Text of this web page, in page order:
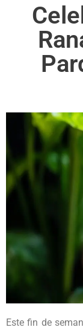
Este fin de